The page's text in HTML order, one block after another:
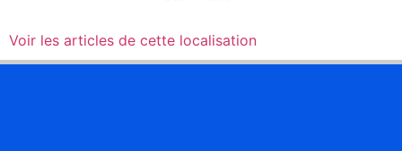
Voir les articles de cette localisation